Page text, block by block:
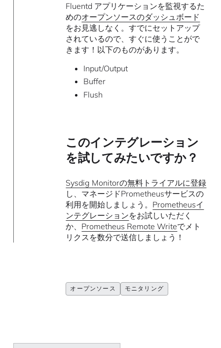
Fluentd アプリケーションを監視するた
めのオープンソースのダッシュボード
をお見逃しなく。すでにセットアップ
されているので、すぐに使うことがで
きます！以下のものがあります。
Input/Output
Buffer
Flush
このインテグレーション
を試してみたいですか？
Sysdig Monitorの無料トライアルに登録
し、マネージドPrometheusサービスの
利用を開始しましょう。 Prometheusイ
ンテグレーションをお試しいただく
か、 Prometheus Remote Writeでメト
リクスを数分で送信しましょう！
オープンソース モニタリング